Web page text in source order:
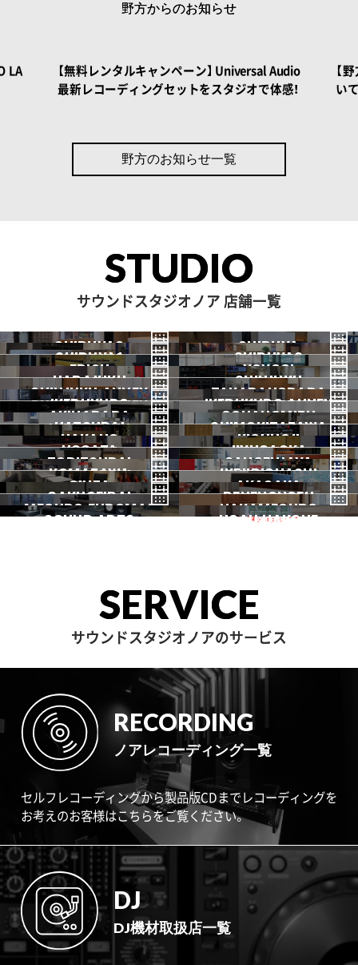
野方からのお知らせ
LA
【無料レンタルキャンペーン】 Universal Audio
最新レコーディングセットをスタジオで体感！
【
い
野方のお知らせ一覧
STUDIO
サウンドスタジオノア 店舗一覧
SHIBUYA3
渋谷3号
2026.07 OPEN
SHIBUYA
渋谷本店
SHIBUYA1
渋谷1号
SHIBUYA2
渋谷2号
EBISU
恵比寿
YOYOGI
代々木
HARAJUKU
原宿
SHINJUKU
新宿
SHINJUKU ANNEX
新宿ANNEX
TAKADANOBABA
高田馬場
IKEBUKURO
池袋
IKEBUKURO ANNEX
池袋ANNEX
AKIHABARA
秋葉原
OCHANOMIZU
御茶ノ水
HATSUDAI
初台
SHIMOKITAZAWA
下北沢
NAKANO
中野
KICHIJOJI
吉祥寺
NOGATA
野方
JIYUGAOKA
自由が丘
TORITSUDAI
都立大
SANGENJAYA
三軒茶屋
KOMAZAWA
駒沢
IKEJIRIOHASHI
池尻大橋
一時閉店中
GINZA
銀座
AKASAKA
赤坂
GAKUGEIDAI
学芸大
DENENCHOFU
田園調布
MEGURO FUDOMAE NAKAMEGURO
中目黒
SOUND ARTS NOAH HAKONE
SERVICE
サウンドスタジオノアのサービス
RECORDING
ノアレコーディング一覧
セルフレコーディングから製品版CDまでレコーディングを
お考えのお客様はこちらをご覧ください。
DJ
DJ機材取扱店一覧